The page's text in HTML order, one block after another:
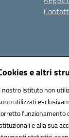
e altri
nostro Istituto non
utilizzati
funzionamento
e alla sua